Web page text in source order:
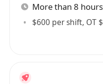
$600 per shift, OT